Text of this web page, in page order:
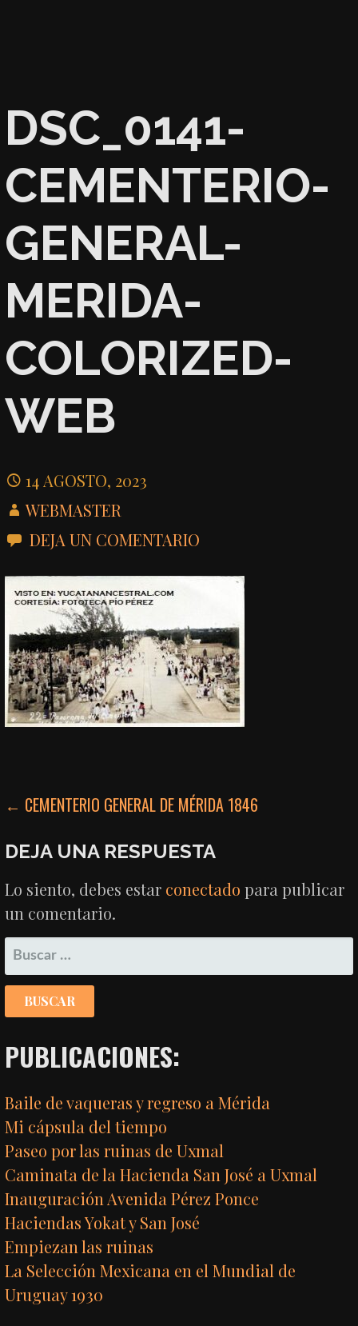
DSC_0141-
CEMENTERIO-
GENERAL-
MERIDA-
COLORIZED-
WEB
14 AGOSTO, 2023
WEBMASTER
DEJA UN COMENTARIO
NAVEGACIÓN
DE
ENTRADAS
← CEMENTERIO GENERAL DE MÉRIDA 1846
DEJA UNA RESPUESTA
Lo siento, debes estar conectado para publicar
un comentario.
BUSCAR:
PUBLICACIONES:
Baile de vaqueras y regreso a Mérida
Mi cápsula del tiempo
Paseo por las ruinas de Uxmal
Caminata de la Hacienda San José a Uxmal
Inauguración Avenida Pérez Ponce
Haciendas Yokat y San José
Empiezan las ruinas
La Selección Mexicana en el Mundial de
Uruguay 1930